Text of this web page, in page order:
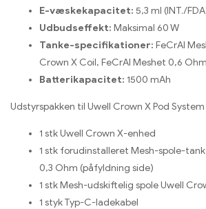
E-væskekapacitet: 5,3 ml (INT./
Udbudseffekt: Maksimal 60 W
Tanke-specifikationer: FeCrAl
Crown X Coil, FeCrAl Meshet 0,6
Batterikapacitet: 1500 mAh
Udstyrspakken til Uwell Crown X Pod
1 stk Uwell Crown X-enhed
1 stk forudinstalleret Mesh-spole-
0,3 Ohm (påfyldning side)
1 stk Mesh-udskiftelig spole Uwell
1 styk Typ-C-ladekabel